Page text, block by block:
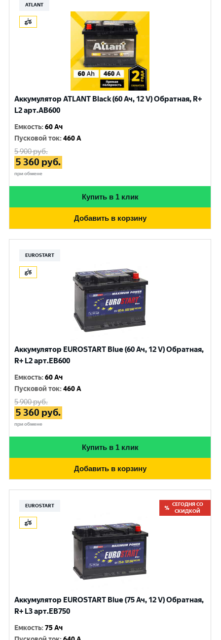
ATLANT
Аккумулятор ATLANT Black (60 Ач, 12 V) Обратная, R+
L2 арт.AB600
Емкость:60 Ач
Пусковой ток:460 A
5 900руб.
5 360 руб.
при обмене
Купить в 1 клик
Добавить в корзину
EUROSTART
Аккумулятор EUROSTART Blue (60 Ач, 12 V) Обратная,
R+ L2 арт.EB600
Емкость:60 Ач
Пусковой ток:460 A
5 900руб.
5 360 руб.
при обмене
Купить в 1 клик
Добавить в корзину
EUROSTART
СЕГОДНЯ СО
СКИДКОЙ
Аккумулятор EUROSTART Blue (75 Ач, 12 V) Обратная,
R+ L3 арт.EB750
Емкость:75 Ач